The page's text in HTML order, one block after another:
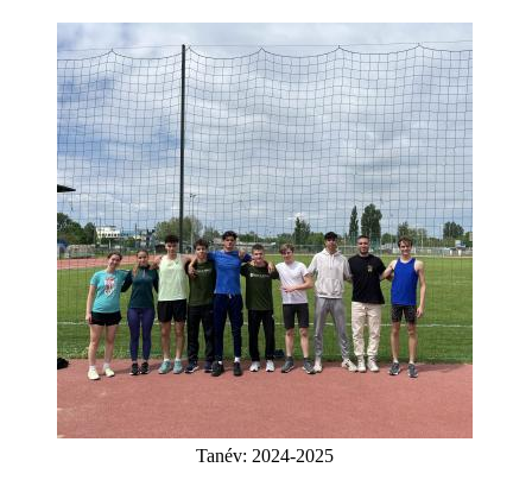
Tanév: 2024-2025